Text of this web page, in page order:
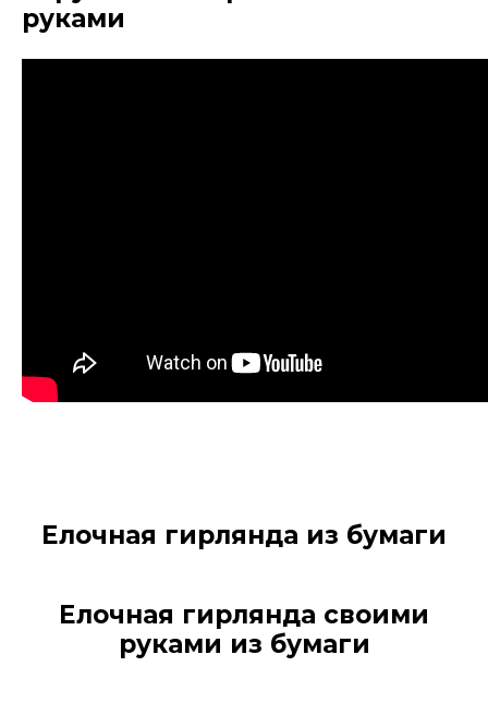
руками
Елочная гирлянда из бумаги
Елочная гирлянда своими
руками из бумаги